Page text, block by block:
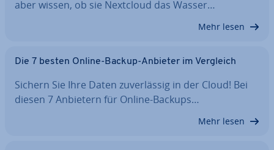
aber wissen, ob sie Nextcloud das Wasser…
Mehr lesen
Die 7 besten Online-Backup-Anbieter im Vergleich
Sichern Sie Ihre Daten zu­ver­läs­sig in der Cloud! Bei
diesen 7 Anbietern für Online-Backups…
Mehr lesen